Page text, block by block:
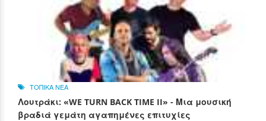
ΤΟΠΙΚΑ ΝΕΑ
Λουτράκι: «WE TURN BACK TIME II» - Μια μουσική
βραδιά γεμάτη αγαπημένες επιτυχίες